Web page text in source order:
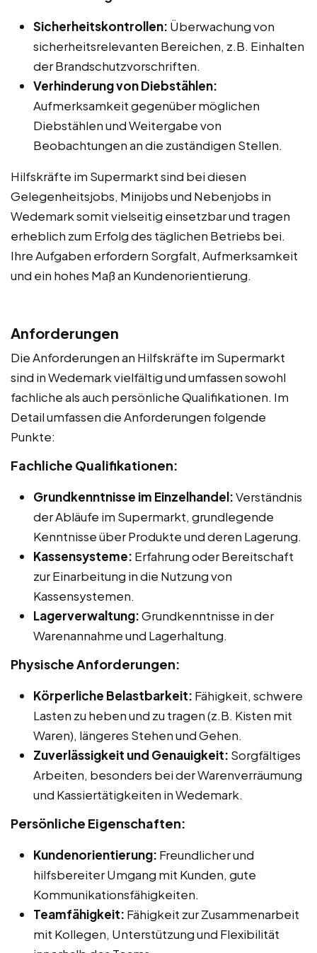
Sicherheitskontrollen: Überwachung von
sicherheitsrelevanten Bereichen, z.B. Einhalten
der Brandschutzvorschriften.
Verhinderung von Diebstählen:
Aufmerksamkeit gegenüber möglichen
Diebstählen und Weitergabe von
Beobachtungen an die zuständigen Stellen.
Hilfskräfte im Supermarkt sind bei diesen
Gelegenheitsjobs, Minijobs und Nebenjobs in
Wedemark somit vielseitig einsetzbar und tragen
erheblich zum Erfolg des täglichen Betriebs bei.
Ihre Aufgaben erfordern Sorgfalt, Aufmerksamkeit
und ein hohes Maß an Kundenorientierung.
Anforderungen
Die Anforderungen an Hilfskräfte im Supermarkt
sind in Wedemark vielfältig und umfassen sowohl
fachliche als auch persönliche Qualifikationen. Im
Detail umfassen die Anforderungen folgende
Punkte:
Fachliche Qualifikationen:
Grundkenntnisse im Einzelhandel:Verständnis
der Abläufe im Supermarkt, grundlegende
Kenntnisse über Produkte und deren Lagerung.
Kassensysteme: Erfahrung oder Bereitschaft
zur Einarbeitung in die Nutzung von
Kassensystemen.
Lagerverwaltung:Grundkenntnisse in der
Warenannahme und Lagerhaltung.
Physische Anforderungen:
Körperliche Belastbarkeit: Fähigkeit, schwere
Lasten zu heben und zu tragen (z.B. Kisten mit
Waren), längeres Stehen und Gehen.
Zuverlässigkeit und Genauigkeit: Sorgfältiges
Arbeiten, besonders bei der Warenverräumung
und Kassiertätigkeiten in Wedemark.
Persönliche Eigenschaften:
Kundenorientierung: Freundlicher und
hilfsbereiter Umgang mit Kunden, gute
Kommunikationsfähigkeiten.
Teamfähigkeit: Fähigkeit zur Zusammenarbeit
mit Kollegen, Unterstützung und Flexibilität